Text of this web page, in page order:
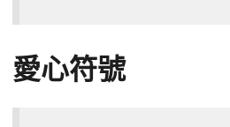
愛心符號